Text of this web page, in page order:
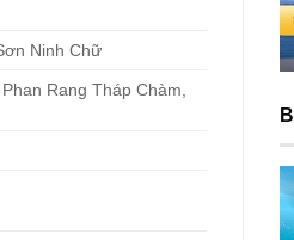
Ninh Chữ
Rang Tháp Chàm,